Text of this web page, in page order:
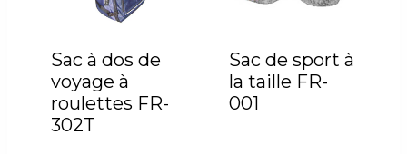
Sac à dos de
voyage à
roulettes FR-
302T
Sac de sport à
la taille FR-
001